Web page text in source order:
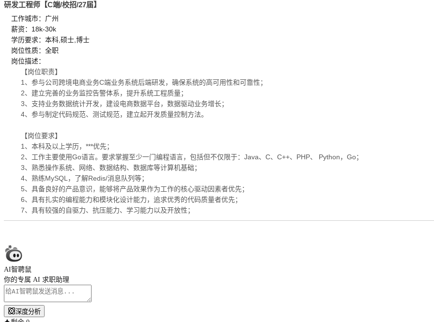
研发工程师【C端/校招/27届】
工作城市：广州
薪资：18k-30k
学历要求：本科,硕士,博士
岗位性质：全职
岗位描述：
【岗位职责】
1、参与公司跨境电商业务C端业务系统后端研发，确保系统的高可用性和可靠性；
2、建立完善的业务监控告警体系，提升系统工程质量；
3、支持业务数据统计开发，建设电商数据平台，数据驱动业务增长；
4、参与制定代码规范、测试规范，建立起开发质量控制方法。
【岗位要求】
1、本科及以上学历，***优先；
2、工作主要使用Go语言。要求掌握至少一门编程语言，包括但不仅限于：Java、C、C++、PHP、 Python，Go；
3、熟悉操作系统、网络、数据结构、数据库等计算机基础；
4、熟练MySQL，了解Redis/消息队列等；
5、具备良好的产品意识，能够将产品效果作为工作的核心驱动因素者优先；
6、具有扎实的编程能力和模块化设计能力，追求优秀的代码质量者优先；
7、具有较强的自驱力、抗压能力、学习能力以及开放性；
AI智聘鼠
你的专属 AI 求职助理
深度分析